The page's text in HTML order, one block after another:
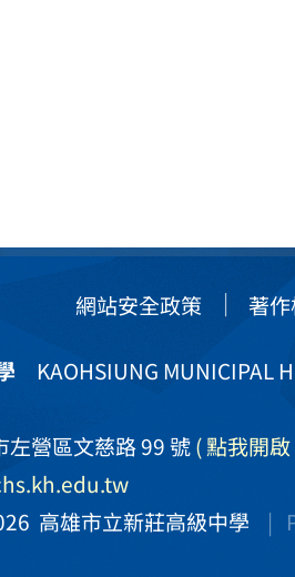
網站安全政策 著
KAOHSIUNG MUNICIPAL
營區文慈路 99 號( 點我開
高雄市立新莊高級中學 |